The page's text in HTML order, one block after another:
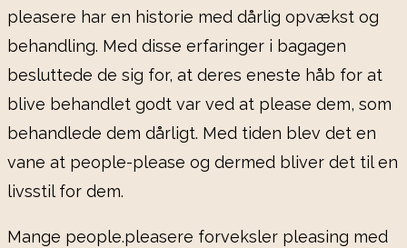
pleasere har en historie med dårlig opvækst og
behandling. Med disse erfaringer i bagagen
besluttede de sig for, at deres eneste håb for at
blive behandlet godt var ved at please dem, som
behandlede dem dårligt. Med tiden blev det en
vane at people-please og dermed bliver det til en
livsstil for dem.
Mange people.pleasere forveksler pleasing med